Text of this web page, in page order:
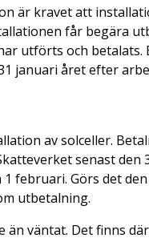
är kravet att
får begära
utförts och betalats.
januari året efter
av solceller.
senast den
februari. Görs det
utbetalning.
väntat. Det finns